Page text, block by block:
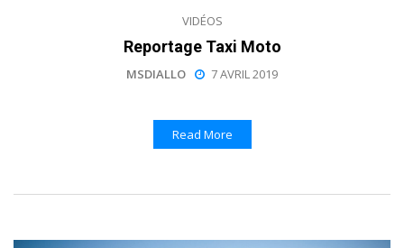
VIDÉOS
Reportage Taxi Moto
MSDIALLO 7 AVRIL 2019
Read More